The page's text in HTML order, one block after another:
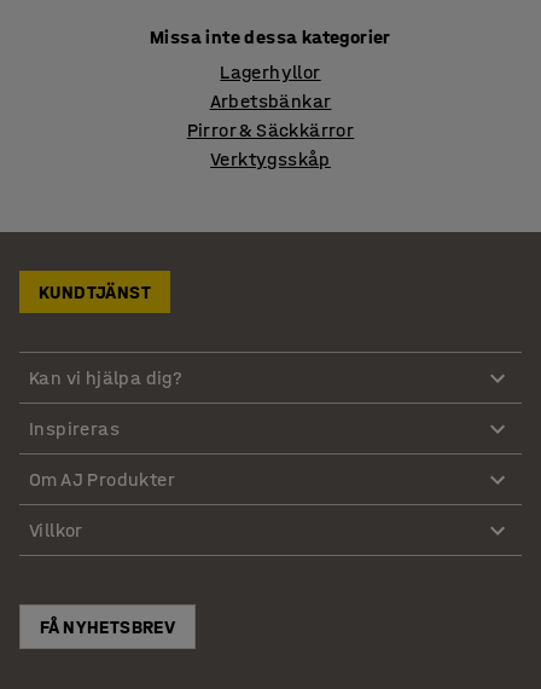
Missa inte dessa kategorier
Lagerhyllor
Arbetsbänkar
Pirror & Säckkärror
Verktygsskåp
KUNDTJÄNST
Kan vi hjälpa dig?
Inspireras
Om AJ Produkter
Villkor
FÅ NYHETSBREV